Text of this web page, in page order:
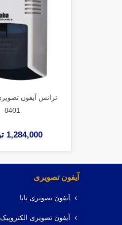
8401
1,284,000 تومان
آیفون تصویری
آیفون تصویری تابا
آیفون تصویری الکتروپیک